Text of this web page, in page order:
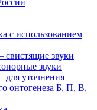
с использованием
звуки
звуки
для уточнения
онтогенеза Б, П, В,